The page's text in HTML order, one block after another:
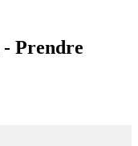
Prendre